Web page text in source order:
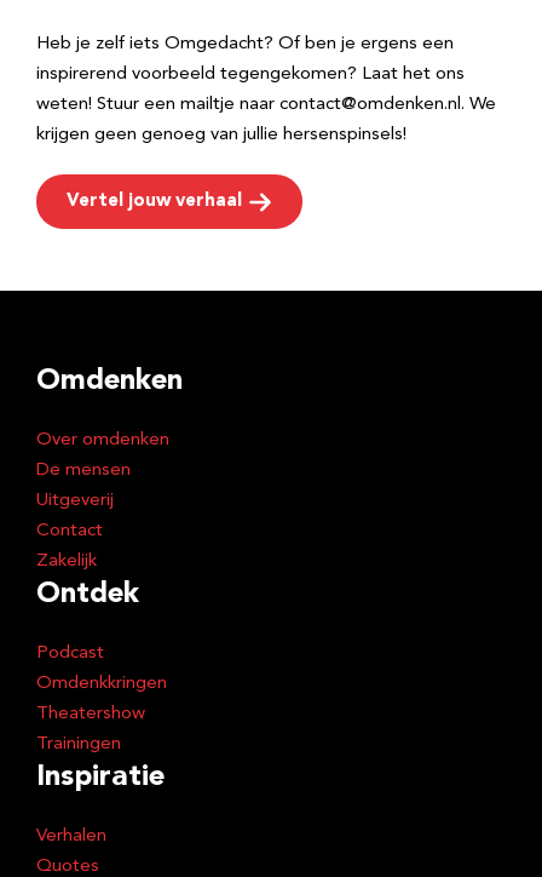
Heb je zelf iets Omgedacht? Of ben je ergens een
inspirerend voorbeeld tegengekomen? Laat het ons
weten! Stuur een mailtje naar contact@omdenken.nl. We
krijgen geen genoeg van jullie hersenspinsels!
Vertel jouw verhaal
Omdenken
Over omdenken
De mensen
Uitgeverij
Contact
Zakelijk
Ontdek
Podcast
Omdenkkringen
Theatershow
Trainingen
Inspiratie
Verhalen
Quotes